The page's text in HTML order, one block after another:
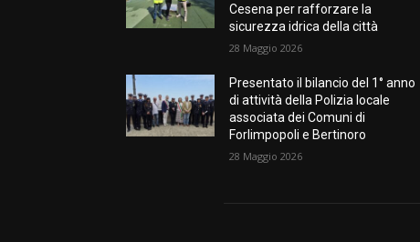
Cesena per rafforzare la
sicurezza idrica della città
28 Maggio 2026
Presentato il bilancio del 1° anno
di attività della Polizia locale
associata dei Comuni di
Forlimpopoli e Bertinoro
28 Maggio 2026